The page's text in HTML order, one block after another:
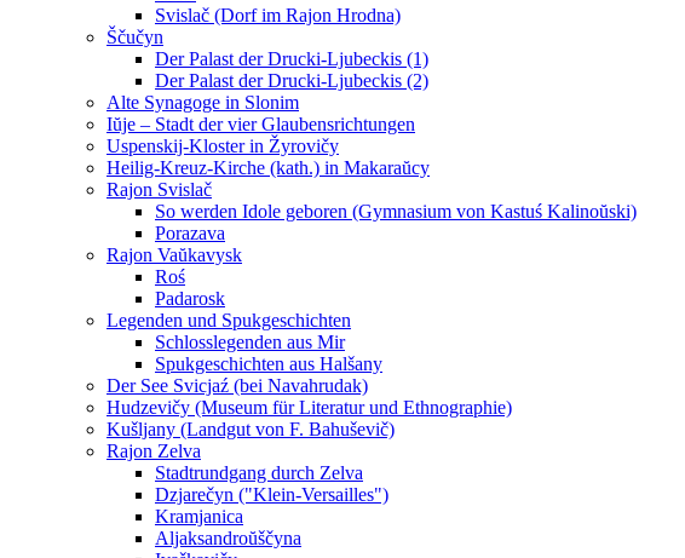
Svislač (Dorf im Rajon Hrodna)
Ščučyn
Der Palast der Drucki-Ljubeckis (1)
Der Palast der Drucki-Ljubeckis (2)
Alte Synagoge in Slonim
Iŭje – Stadt der vier Glaubensrichtungen
Uspenskij-Kloster in Žyrovičy
Heilig-Kreuz-Kirche (kath.) in Makaraŭcy
Rajon Svislač
So werden Idole geboren (Gymnasium von Kastuś Kalinoŭski)
Porazava
Rajon Vaŭkavysk
Roś
Padarosk
Legenden und Spukgeschichten
Schlosslegenden aus Mir
Spukgeschichten aus Halšany
Der See Svicjaź (bei Navahrudak)
Hudzevičy (Museum für Literatur und Ethnographie)
Kušljany (Landgut von F. Bahuševič)
Rajon Zelva
Stadtrundgang durch Zelva
Dzjarečyn ("Klein-Versailles")
Kramjanica
Aljaksandroŭščyna